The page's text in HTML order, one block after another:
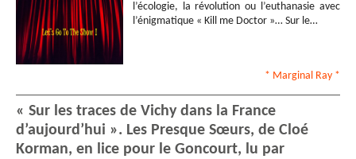
l’écologie, la révolution ou l’euthanasie avec
l’énigmatique « Kill me Doctor »… Sur le…
* Marginal Ray *
« Sur les traces de Vichy dans la France
d’aujourd’hui ». Les Presque Sœurs, de Cloé
Korman, en lice pour le Goncourt, lu par